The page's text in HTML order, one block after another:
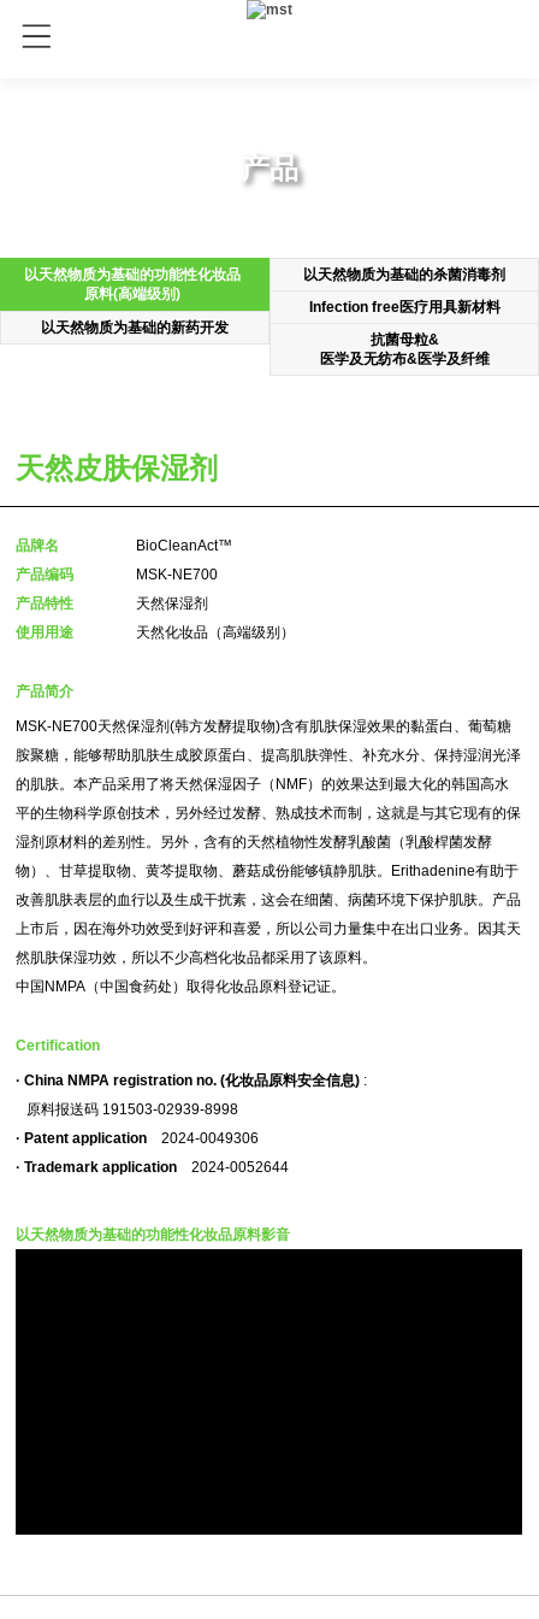
产品
以天然物质为基础的功能性化妆品
原料(高端级别)
以天然物质为基础的杀菌消毒剂
Infection free医疗用具新材料
以天然物质为基础的新药开发
抗菌母粒&
医学及无纺布&医学及纤维
天然皮肤保湿剂
品牌名
BioCleanAct™
产品编码
MSK-NE700
产品特性
天然保湿剂
使用用途
天然化妆品（高端级别）
产品简介
MSK-NE700天然保湿剂(韩方发酵提取物)含有肌肤保湿效果的黏蛋白、葡萄糖
胺聚糖，能够帮助肌肤生成胶原蛋白、提高肌肤弹性、补充水分、保持湿润光泽
的肌肤。本产品采用了将天然保湿因子（NMF）的效果达到最大化的韩国高水
平的生物科学原创技术，另外经过发酵、熟成技术而制，这就是与其它现有的保
湿剂原材料的差别性。另外，含有的天然植物性发酵乳酸菌（乳酸桿菌发酵
物）、甘草提取物、黄芩提取物、蘑菇成份能够镇静肌肤。Erithadenine有助于
改善肌肤表层的血行以及生成干扰素，这会在细菌、病菌环境下保护肌肤。产品
上市后，因在海外功效受到好评和喜爱，所以公司力量集中在出口业务。因其天
然肌肤保湿功效，所以不少高档化妆品都采用了该原料。
中国NMPA（中国食药处）取得化妆品原料登记证。
Certification
· China NMPA registration no.(化妆品原料安全信息) :
原料报送码 191503-02939-8998
· Patent application 2024-0049306
· Trademark application 2024-0052644
以天然物质为基础的功能性化妆品原料影音